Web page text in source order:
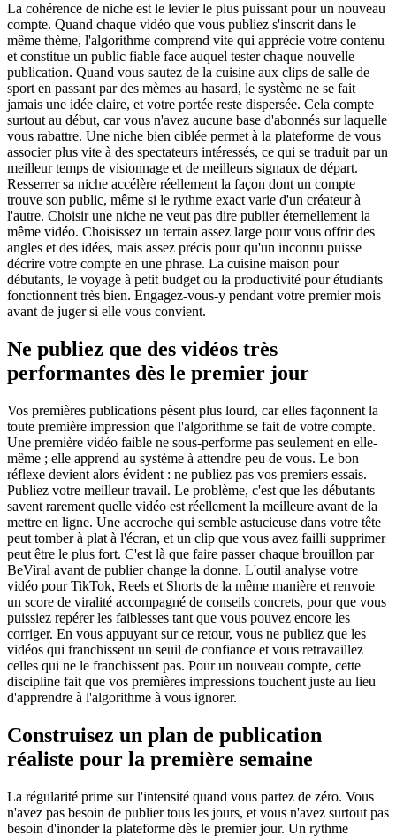
La cohérence de niche est le levier le plus puissant pour un nouveau
compte. Quand chaque vidéo que vous publiez s'inscrit dans le
même thème, l'algorithme comprend vite qui apprécie votre contenu
et constitue un public fiable face auquel tester chaque nouvelle
publication. Quand vous sautez de la cuisine aux clips de salle de
sport en passant par des mèmes au hasard, le système ne se fait
jamais une idée claire, et votre portée reste dispersée. Cela compte
surtout au début, car vous n'avez aucune base d'abonnés sur laquelle
vous rabattre. Une niche bien ciblée permet à la plateforme de vous
associer plus vite à des spectateurs intéressés, ce qui se traduit par un
meilleur temps de visionnage et de meilleurs signaux de départ.
Resserrer sa niche accélère réellement la façon dont un compte
trouve son public, même si le rythme exact varie d'un créateur à
l'autre. Choisir une niche ne veut pas dire publier éternellement la
même vidéo. Choisissez un terrain assez large pour vous offrir des
angles et des idées, mais assez précis pour qu'un inconnu puisse
décrire votre compte en une phrase. La cuisine maison pour
débutants, le voyage à petit budget ou la productivité pour étudiants
fonctionnent très bien. Engagez-vous-y pendant votre premier mois
avant de juger si elle vous convient.
Ne publiez que des vidéos très
performantes dès le premier jour
Vos premières publications pèsent plus lourd, car elles façonnent la
toute première impression que l'algorithme se fait de votre compte.
Une première vidéo faible ne sous-performe pas seulement en elle-
même ; elle apprend au système à attendre peu de vous. Le bon
réflexe devient alors évident : ne publiez pas vos premiers essais.
Publiez votre meilleur travail. Le problème, c'est que les débutants
savent rarement quelle vidéo est réellement la meilleure avant de la
mettre en ligne. Une accroche qui semble astucieuse dans votre tête
peut tomber à plat à l'écran, et un clip que vous avez failli supprimer
peut être le plus fort. C'est là que faire passer chaque brouillon par
BeViral avant de publier change la donne. L'outil analyse votre
vidéo pour TikTok, Reels et Shorts de la même manière et renvoie
un score de viralité accompagné de conseils concrets, pour que vous
puissiez repérer les faiblesses tant que vous pouvez encore les
corriger. En vous appuyant sur ce retour, vous ne publiez que les
vidéos qui franchissent un seuil de confiance et vous retravaillez
celles qui ne le franchissent pas. Pour un nouveau compte, cette
discipline fait que vos premières impressions touchent juste au lieu
d'apprendre à l'algorithme à vous ignorer.
Construisez un plan de publication
réaliste pour la première semaine
La régularité prime sur l'intensité quand vous partez de zéro. Vous
n'avez pas besoin de publier tous les jours, et vous n'avez surtout pas
besoin d'inonder la plateforme dès le premier jour. Un rythme